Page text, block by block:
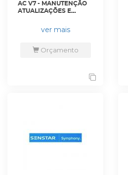
AC V7 - MANUTENÇÃO
ATUALIZAÇÕES E
CARE DE QUATRO
ANOS. - AIM-SYM7-AC-
ver mais
Orçamento